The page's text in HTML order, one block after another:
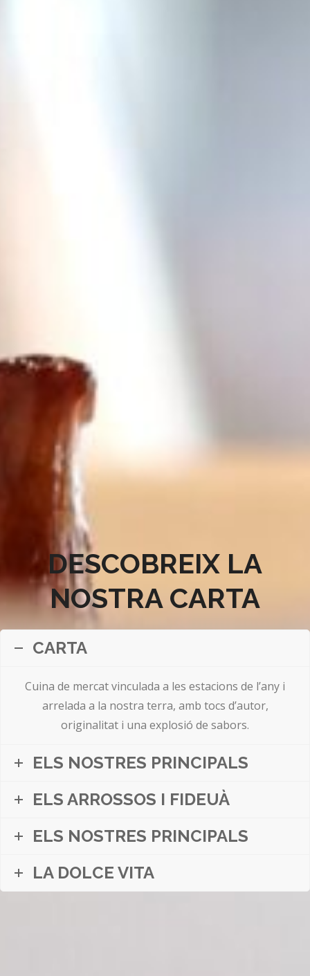
DESCOBREIX LA
NOSTRA CARTA
CARTA
Cuina de mercat vinculada a les estacions de l’any i
arrelada a la nostra terra, amb tocs d’autor,
originalitat i una explosió de sabors.
ELS NOSTRES PRINCIPALS
ELS ARROSSOS I FIDEUÀ
ELS NOSTRES PRINCIPALS
LA DOLCE VITA